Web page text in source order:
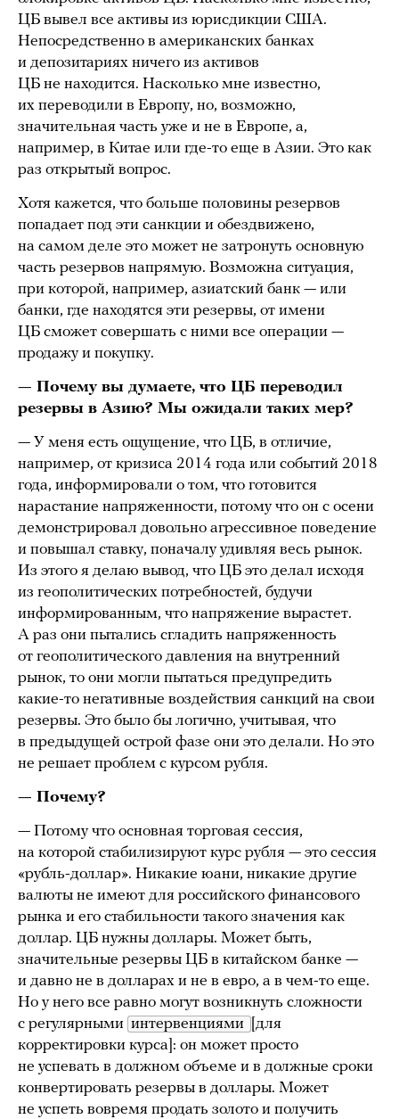
ЦБ вывел все активы из юрисдикции США.
Непосредственно в американских банках
и депозитариях ничего из активов
ЦБ не находится. Насколько мне известно,
их переводили в Европу, но, возможно,
значительная часть уже и не в Европе, а,
например, в Китае или где-то еще в Азии. Это как
раз открытый вопрос.
Хотя кажется, что больше половины резервов
попадает под эти санкции и обездвижено,
на самом деле это может не затронуть основную
часть резервов напрямую. Возможна ситуация,
при которой, например, азиатский банк — или
банки, где находятся эти резервы, от имени
ЦБ сможет совершать с ними все операции —
продажу и покупку.
— Почему вы думаете, что ЦБ переводил
резервы в Азию? Мы ожидали таких мер?
— У меня есть ощущение, что ЦБ, в отличие,
например, от кризиса 2014 года или событий 2018
года, информировали о том, что готовится
нарастание напряженности, потому что он с осени
демонстрировал довольно агрессивное поведение
и повышал ставку, поначалу удивляя весь рынок.
Из этого я делаю вывод, что ЦБ это делал исходя
из геополитических потребностей, будучи
информированным, что напряжение вырастет.
А раз они пытались сгладить напряженность
от геополитического давления на внутренний
рынок, то они могли пытаться предупредить
какие-то негативные воздействия санкций на свои
резервы. Это было бы логично, учитывая, что
в предыдущей острой фазе они это делали. Но это
не решает проблем с курсом рубля.
— Почему?
— Потому что основная торговая сессия,
на которой стабилизируют курс рубля — это сессия
«рубль-доллар». Никакие юани, никакие другие
валюты не имеют для российского финансового
рынка и его стабильности такого значения как
доллар. ЦБ нужны доллары. Может быть,
значительные резервы ЦБ в китайском банке —
и давно не в долларах и не в евро, а в чем-то еще.
Но у него все равно могут возникнуть сложности
с регулярными интервенциями
[для
корректировки курса]: он может просто
не успевать в должном объеме и в должные сроки
конвертировать резервы в доллары. Может
не успеть вовремя продать золото и получить